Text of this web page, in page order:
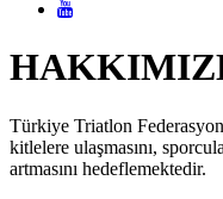
Türkiye Triatlon
kitlelere ulaşmasını,
artmasını hedeflemektedir.